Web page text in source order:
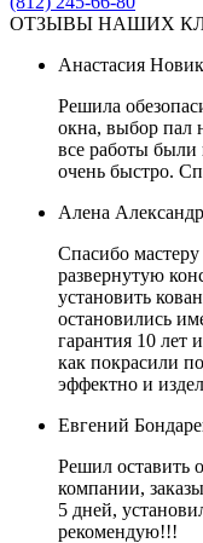
ОТЗЫВЫ НАШИХ
Анастасия
Решила
окна, выбор пал
все работы
очень быстро.
Алена
Спасибо
развернутую
установить
остановились
гарантия 10 лет
как покрасили
эффектно и
Евгений
Решил оставить
компании,
5 дней,
рекомендую!!!